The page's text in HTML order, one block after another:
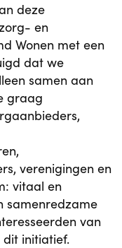
deze
en
Wonen met een
dat we
samen aan
graag
verenigingen en
vitaal en
samenredzame
van
initiatief.